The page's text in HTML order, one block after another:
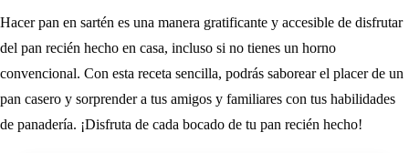
Hacer pan en sartén es una manera gratificante y accesible de disfrutar
del pan recién hecho en casa, incluso si no tienes un horno
convencional. Con esta receta sencilla, podrás saborear el placer de un
pan casero y sorprender a tus amigos y familiares con tus habilidades
de panadería. ¡Disfruta de cada bocado de tu pan recién hecho!